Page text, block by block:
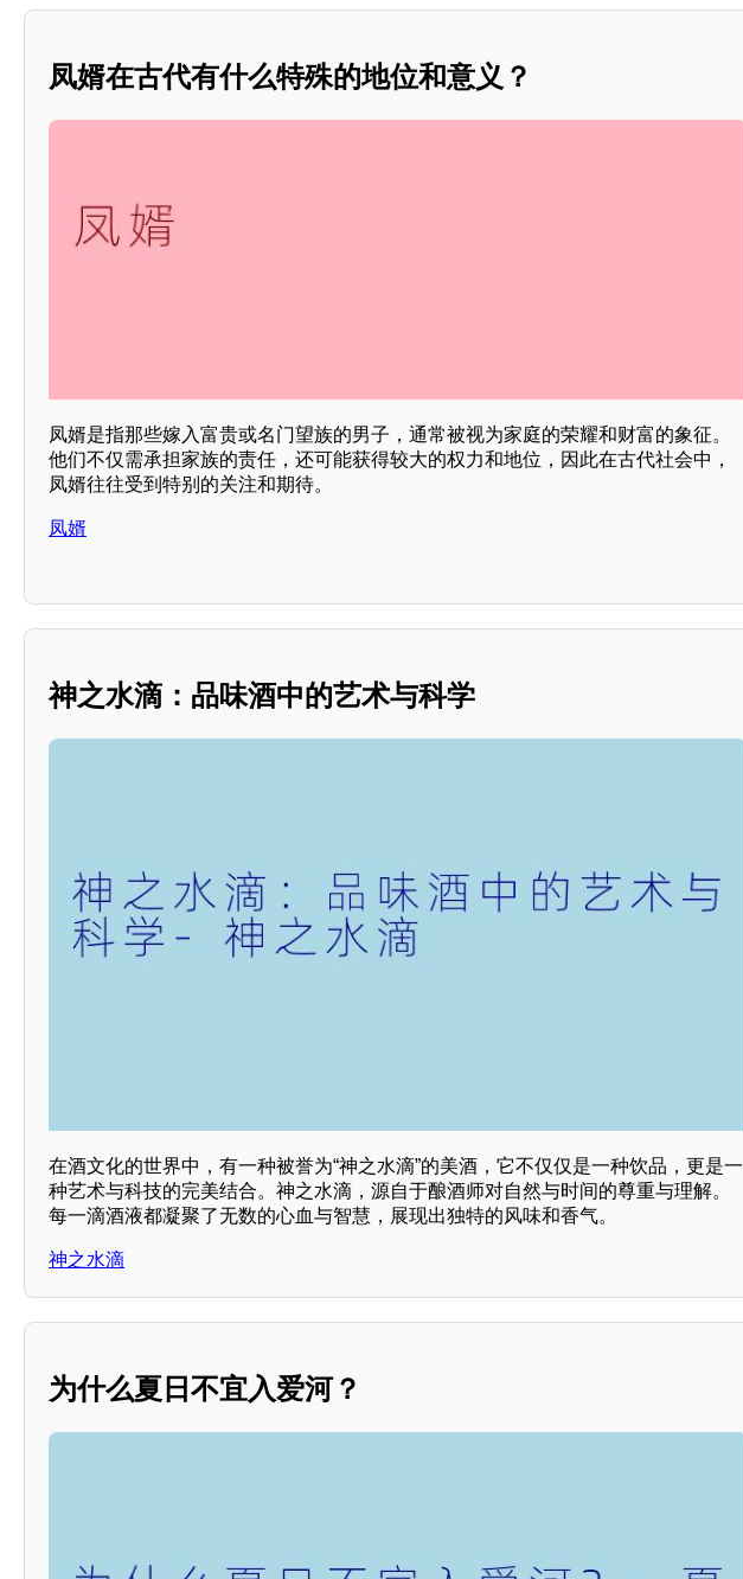
凤婿在古代有什么特殊的地位和意义？
凤婿是指那些嫁入富贵或名门望族的男子，通常被视为家庭的荣耀和财富的象征。
他们不仅需承担家族的责任，还可能获得较大的权力和地位，因此在古代社会中，
凤婿往往受到特别的关注和期待。
凤婿
神之水滴：品味酒中的艺术与科学
在酒文化的世界中，有一种被誉为“神之水滴”的美酒，它不仅仅是一种饮品，更是一
种艺术与科技的完美结合。神之水滴，源自于酿酒师对自然与时间的尊重与理解。
每一滴酒液都凝聚了无数的心血与智慧，展现出独特的风味和香气。
神之水滴
为什么夏日不宜入爱河？